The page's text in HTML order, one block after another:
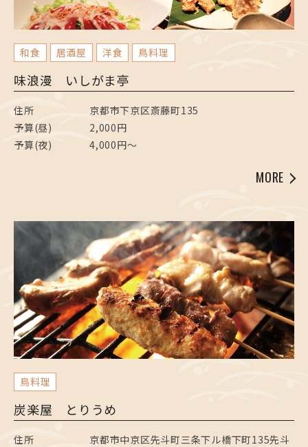
和食 居酒屋 洋食 鳥料理
味浪漫 いしがま亭
住所
京都市下京区斎藤町135
予算(昼)
2,000円
予算(夜)
4,000円～
MORE
鳥料理
炭楽屋 とりうめ
住所
京都市中京区先斗町三条下ル橋下町135先斗